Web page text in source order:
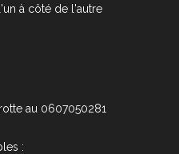
à côté de l'autre
au 0607050281
: